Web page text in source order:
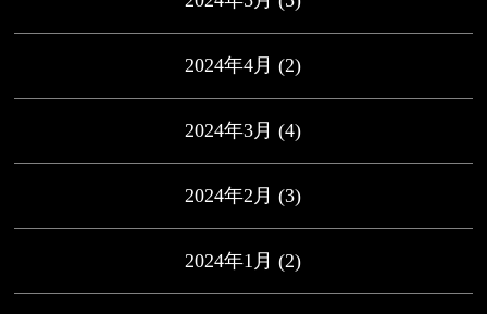
2024年4月 (2)
2024年3月 (4)
2024年2月 (3)
2024年1月 (2)